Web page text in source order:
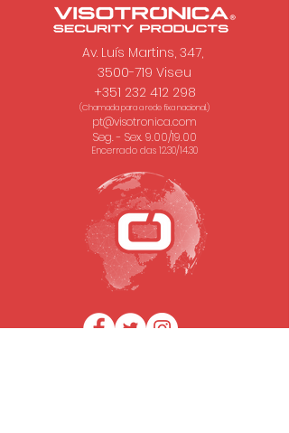
Av. Luís Martins, 347,
3500-719 Viseu
+351 232 412 298
(Chamada para a rede fixa nacional.)
pt@visotronica.com
Seg. - Sex. 9.00/19.00
Encerrado das 12.30/14.30